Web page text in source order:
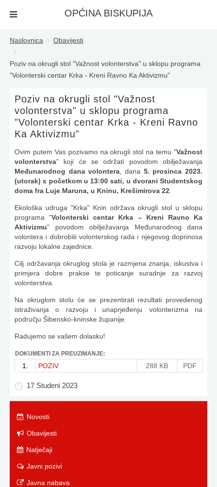
OPĆINA BISKUPIJA
Naslovnica Obavijesti
Poziv na okrugli stol "Važnost volonterstva" u sklopu programa
"Volonterski centar Krka - Kreni Ravno Ka Aktivizmu"
Poziv na okrugli stol "Važnost
volonterstva" u sklopu programa
"Volonterski centar Krka - Kreni Ravno
Ka Aktivizmu"
Ovim putem Vas pozivamo na okrugli stol na temu "Važnost
volonterstva" koji će se održati povodom obilježavanja
Međunarodnog dana volontera , dana 5. prosinca 2023.
(utorak) s početkom u 13:00 sati, u dvorani Studentskog
doma fra Luje Maruna, u Kninu, Krešimirova 22
Ekološka udruga "Krka" Knin održava okrugli stol u sklopu
programa "Volonterski centar Krka – Kreni Ravno Ka
Aktivizmu" povodom obilježavanja Međunarodnog dana
volontera i dobrobiti volonterskog rada i njegovog doprinosa
razvoju lokalne zajednice.
Cilj održavanja okruglog stola je razmjena znanja, iskustva i
primjera dobre prakse te poticanje suradnje za razvoj
volonterstva.
Na okruglom stolu će se prezentirati rezultati provedenog
istraživanja o razvoju i unaprjeđenju volonterizma na
području Šibensko-kninske županije.
Radujemo se vašem dolasku!
DOKUMENTI ZA PREUZIMANJE:
1. POZIV 288 KB PDF
17 Studeni 2023
Novosti
Obavijesti
Natječaji
Javni pozivi
Javna nabava